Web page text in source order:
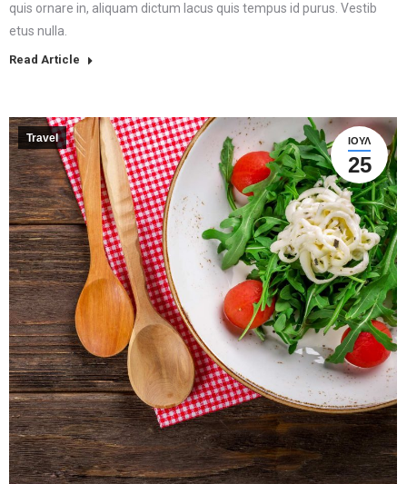
quis ornare in, aliquam dictum lacus quis tempus id purus. Vestib
etus nulla.
Read Article
ΙΟΎΛ
25
Travel